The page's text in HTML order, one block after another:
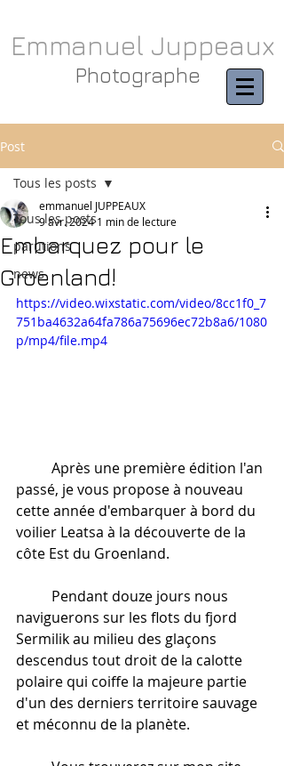
Emmanuel Juppeaux
Photographe
Post
Tous les posts
parutions
news
Tous les posts
Embarquez pour le
Groenland!
emmanuel JUPPEAUX
9 avr. 2024 1 min de lecture
https://video.wixstatic.com/video/8cc1f0_7
751ba4632a64fa786a75696ec72b8a6/1080
p/mp4/file.mp4
passé, je vous propose à nouveau
cette année d'embarquer à bord du
voilier Leatsa à la découverte de la
côte Est du Groenland.
naviguerons sur les flots du fjord
Sermilik au milieu des glaçons
descendus tout droit de la calotte
polaire qui coiffe la majeure partie
d'un des derniers territoire sauvage
et méconnu de la planète.